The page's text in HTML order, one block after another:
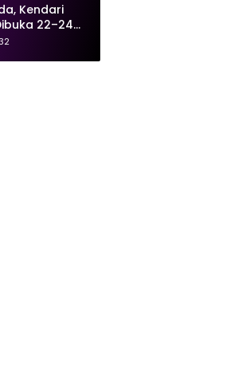
Kendari
22–24
Lowongan